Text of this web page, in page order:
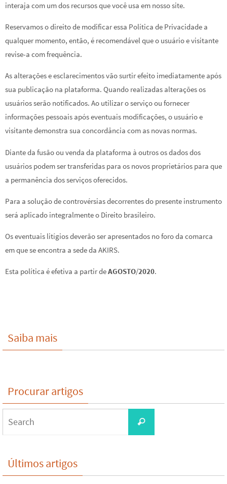
interaja com um dos recursos que você usa em nosso site.
Reservamos o direito de modificar essa Política de Privacidade a
qualquer momento, então, é recomendável que o usuário e visitante
revise-a com frequência.
As alterações e esclarecimentos vão surtir efeito imediatamente após
sua publicação na plataforma. Quando realizadas alterações os
usuários serão notificados. Ao utilizar o serviço ou fornecer
informações pessoais após eventuais modificações, o usuário e
visitante demonstra sua concordância com as novas normas.
Diante da fusão ou venda da plataforma à outros os dados dos
usuários podem ser transferidas para os novos proprietários para que
a permanência dos serviços oferecidos.
Para a solução de controvérsias decorrentes do presente instrumento
será aplicado integralmente o Direito brasileiro.
Os eventuais litígios deverão ser apresentados no foro da comarca
em que se encontra a sede da AKIRS.
Esta política é efetiva a partir deAGOSTO/2020.
Saiba mais
Procurar artigos
Search
Últimos artigos